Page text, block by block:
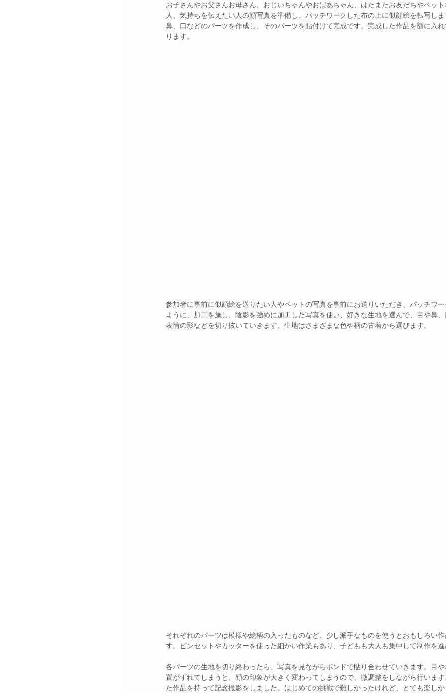
お子さんやお父さんお母さん、おじいちゃんやおばあちゃん、はたまたお友だちやペッ
人、気持ちを伝えたい人の顔写真を準備し、パッチワークした布の上に似顔絵を転写し
鼻、口などのパーツを作成し、そのパーツを貼付けて完成です。完成した作品を額に入
ります。
参加者に事前に似顔絵を送りたい人やペットの写真を事前にお送りいただき、パッチワ
ように、加工を施し、陰影を強めに加工した写真を使い、好きな生地を選んで、目や鼻
表情の影などを切り抜いていきます。生地はさまざまな色や柄の古着から選びます。
それぞれのパーツは模様や絵柄の入ったものなど、少し派手なものを使うとおもしろい作
す。ピンセットやカッターを使った細かい作業もあり、子どもも大人も集中して制作を進
各パーツの生地を切り終わったら、写真を見ながらボンドで貼り合わせていきます。目
置がずれてしまうと、顔の印象が大きく変わってしまうので、微調整をしながら行いま
た作品を持って記念撮影をしました。はじめての挑戦で難しかったけれど、とても楽し